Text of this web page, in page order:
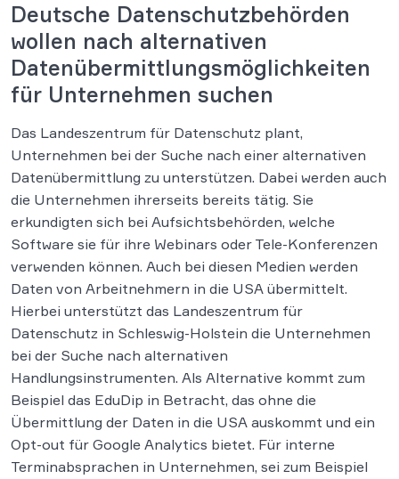
Deutsche Datenschutzbehörden
wollen nach alternativen
Datenübermittlungsmöglichkeiten
für Unternehmen suchen
Das Landeszentrum für Datenschutz plant,
Unternehmen bei der Suche nach einer alternativen
Datenübermittlung zu unterstützen. Dabei werden auch
die Unternehmen ihrerseits bereits tätig. Sie
erkundigten sich bei Aufsichtsbehörden, welche
Software sie für ihre Webinars oder Tele-Konferenzen
verwenden können. Auch bei diesen Medien werden
Daten von Arbeitnehmern in die USA übermittelt.
Hierbei unterstützt das Landeszentrum für
Datenschutz in Schleswig-Holstein die Unternehmen
bei der Suche nach alternativen
Handlungsinstrumenten. Als Alternative kommt zum
Beispiel das EduDip in Betracht, das ohne die
Übermittlung der Daten in die USA auskommt und ein
Opt-out für Google Analytics bietet. Für interne
Terminabsprachen in Unternehmen, sei zum Beispiel